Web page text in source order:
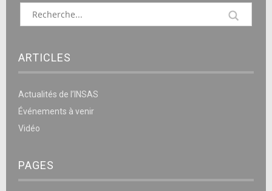
ARTICLES
Actualités de l’INSAS
Événements à venir
Vidéo
PAGES